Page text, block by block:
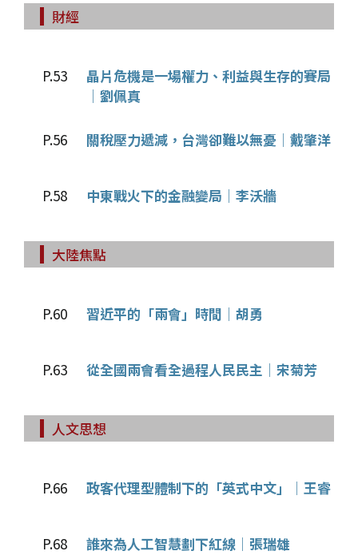
財經
P.53
晶片危機是一場權力、利益與生存的賽局
│劉佩真
P.56 關稅壓力遞減，台灣卻難以無憂│戴肇洋
P.58 中東戰火下的金融變局│李沃牆
大陸焦點
P.60 習近平的「兩會」時間│胡勇
P.63 從全國兩會看全過程人民民主│宋菊芳
人文思想
P.66 政客代理型體制下的「英式中文」│王睿
P.68 誰來為人工智慧劃下紅線│張瑞雄